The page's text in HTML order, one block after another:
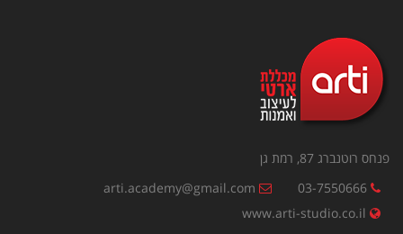
פנחס רוטנברג 87, רמת גן
03-7550666
arti.academy@gmail.com
www.arti-studio.co.il